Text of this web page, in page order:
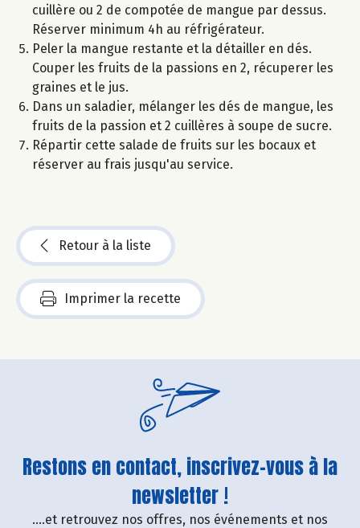
cuillère ou 2 de compotée de mangue par dessus.
Réserver minimum 4h au réfrigérateur.
Peler la mangue restante et la détailler en dés.
Couper les fruits de la passions en 2, récuperer les
graines et le jus.
Dans un saladier, mélanger les dés de mangue, les
fruits de la passion et 2 cuillères à soupe de sucre.
Répartir cette salade de fruits sur les bocaux et
réserver au frais jusqu'au service.
Retour à la liste
Imprimer la recette
Restons en contact, inscrivez-vous à la
newsletter !
....et retrouvez nos offres, nos événements et nos